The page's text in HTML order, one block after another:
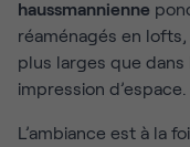
haussmannienne
réaménagés en
plus larges que
impression d’espace.
L’ambiance est à la